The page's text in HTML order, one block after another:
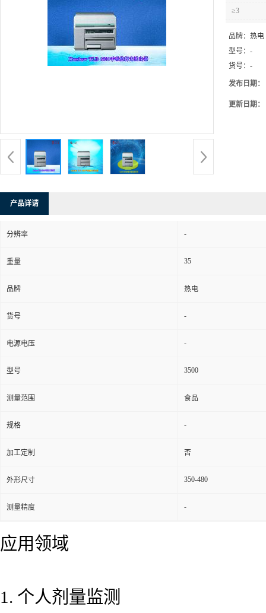
≥3
品牌： 热电
型号： -
货号： -
发布日期：
更新日期：
产品详请
分辨率 -
重量 35
品牌 热电
货号 -
电源电压 -
型号 3500
测量范围 食品
规格 -
加工定制 否
外形尺寸 350-480
测量精度 -
应用领域
1. 个人剂量监测